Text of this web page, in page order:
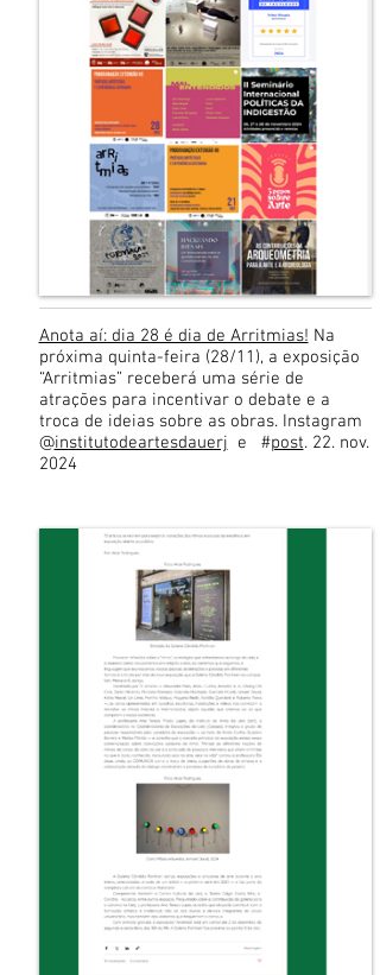
Anota aí: dia 28 é dia de Arritmias! Na
próxima quinta-feira (28/11), a exposição
“Arritmias” receberá uma série de
atrações para incentivar o debate e a
troca de ideias sobre as obras. Instagram
@institutodeartesdauerj e #post. 22. nov.
2024